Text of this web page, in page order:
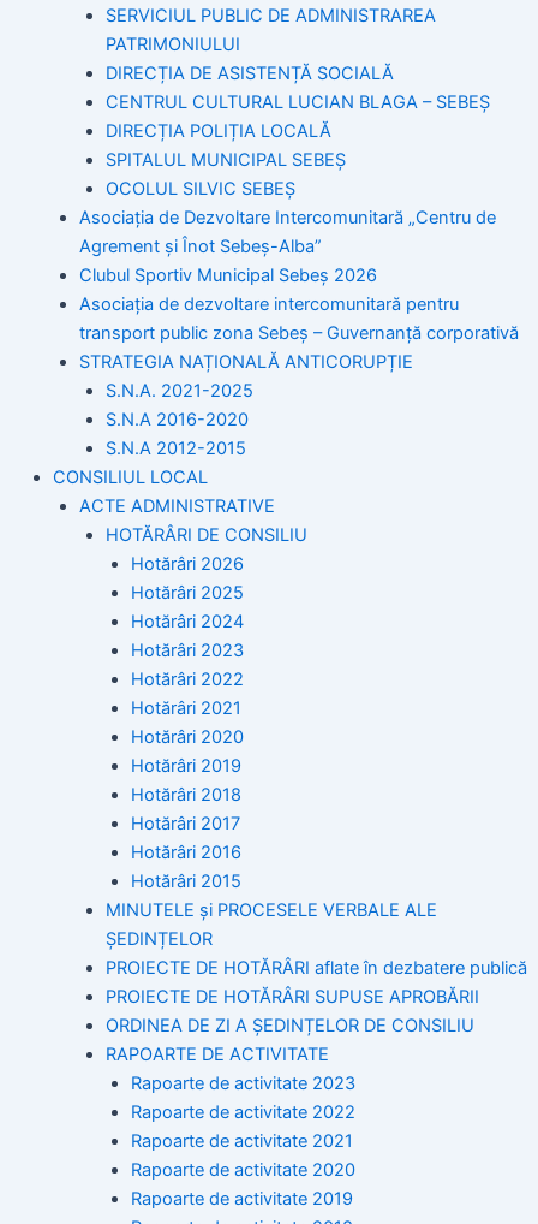
SERVICIUL PUBLIC DE ADMINISTRAREA
PATRIMONIULUI
DIRECȚIA DE ASISTENȚĂ SOCIALĂ
CENTRUL CULTURAL LUCIAN BLAGA – SEBEȘ
DIRECȚIA POLIȚIA LOCALĂ
SPITALUL MUNICIPAL SEBEȘ
OCOLUL SILVIC SEBEȘ
Asociația de Dezvoltare Intercomunitară „Centru de
Agrement și Înot Sebeș-Alba”
Clubul Sportiv Municipal Sebeș 2026
Asociația de dezvoltare intercomunitară pentru
transport public zona Sebeș – Guvernanță corporativă
STRATEGIA NAȚIONALĂ ANTICORUPȚIE
S.N.A. 2021-2025
S.N.A 2016-2020
S.N.A 2012-2015
CONSILIUL LOCAL
ACTE ADMINISTRATIVE
HOTĂRÂRI DE CONSILIU
Hotărâri 2026
Hotărâri 2025
Hotărâri 2024
Hotărâri 2023
Hotărâri 2022
Hotărâri 2021
Hotărâri 2020
Hotărâri 2019
Hotărâri 2018
Hotărâri 2017
Hotărâri 2016
Hotărâri 2015
MINUTELE și PROCESELE VERBALE ALE
ȘEDINȚELOR
PROIECTE DE HOTĂRÂRI aflate în dezbatere publică
PROIECTE DE HOTĂRÂRI SUPUSE APROBĂRII
ORDINEA DE ZI A ȘEDINȚELOR DE CONSILIU
RAPOARTE DE ACTIVITATE
Rapoarte de activitate 2023
Rapoarte de activitate 2022
Rapoarte de activitate 2021
Rapoarte de activitate 2020
Rapoarte de activitate 2019